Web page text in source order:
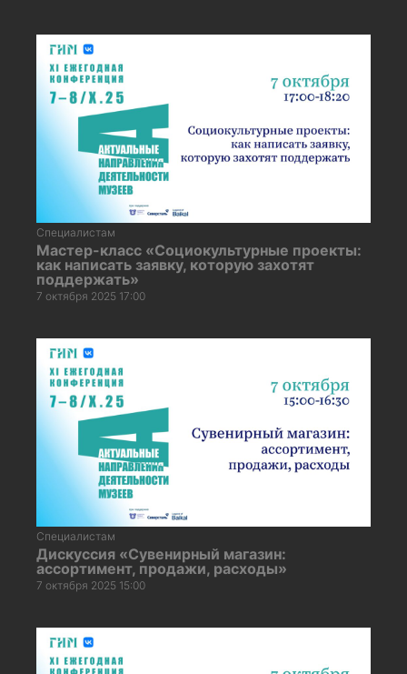
Специалистам
Мастер-класс «Социокультурные проекты:
как написать заявку, которую захотят
поддержать»
7 октября 2025 17:00
Специалистам
Дискуссия «Сувенирный магазин:
ассортимент, продажи, расходы»
7 октября 2025 15:00